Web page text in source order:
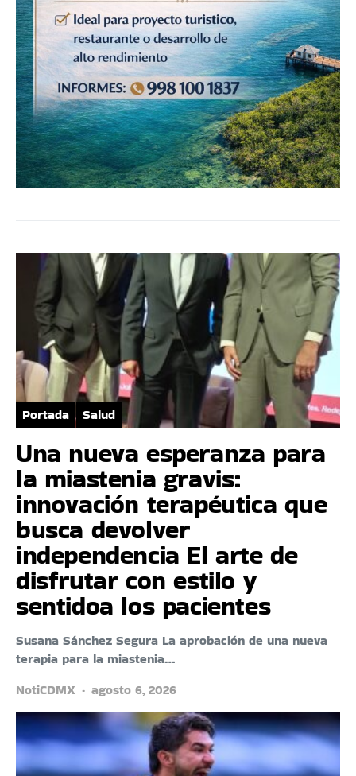
Portada Salud
Una nueva esperanza para
la miastenia gravis:
innovación terapéutica que
busca devolver
independencia El arte de
disfrutar con estilo y
sentidoa los pacientes
Susana Sánchez Segura La aprobación de una nueva
terapia para la miastenia…
NotiCDMX
agosto 6, 2026